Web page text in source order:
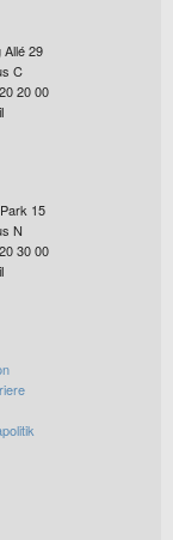
29
C
20 00
15
N
30 00